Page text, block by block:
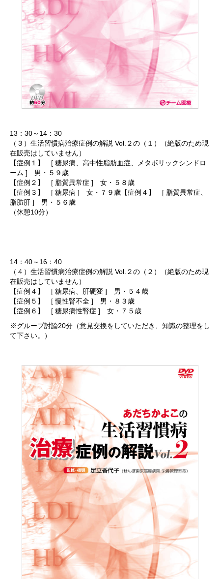
13：30～14：30
（３）生活習慣病治療症例の解説 Vol.２の（１）（絶版のため現
在販売はしていません）
【症例１】 [ 糖尿病、高中性脂肪血症、メタボリックシンドロ
ーム ] 男・５９歳
【症例２】 [ 脂質異常症 ] 女・５８歳
【症例３】 [ 糖尿病 ] 女・７９歳【症例４】 [ 脂質異常症、
脂肪肝 ] 男・５６歳
（休憩10分）
14：40～16：40
（４）生活習慣病治療症例の解説 Vol.２の（２）（絶版のため現
在販売はしていません）
【症例４】 [ 糖尿病、肝硬変 ] 男・５４歳
【症例５】 [ 慢性腎不全 ] 男・８３歳
【症例６】 [ 糖尿病性腎症 ] 女・７５歳
※グループ討論20分（意見交換をしていただき、知識の整理をし
て下さい。）